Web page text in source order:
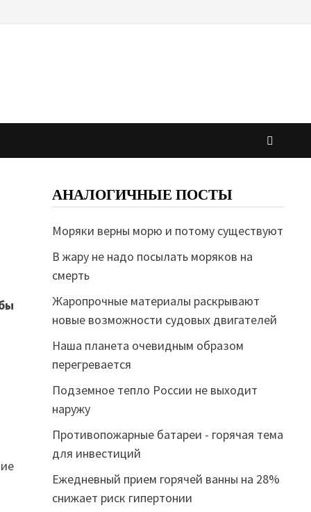
АНАЛОГИЧНЫЕ ПОСТЫ
Моряки верны морю и потому существуют
В жару не надо посылать моряков на
смерть
Жаропрочные материалы раскрывают
новые возможности судовых двигателей
Наша планета очевидным образом
перегревается
Подземное тепло России не выходит
наружу
Противопожарные батареи - горячая тема
для инвестиций
Ежедневный прием горячей ванны на 28%
снижает риск гипертонии